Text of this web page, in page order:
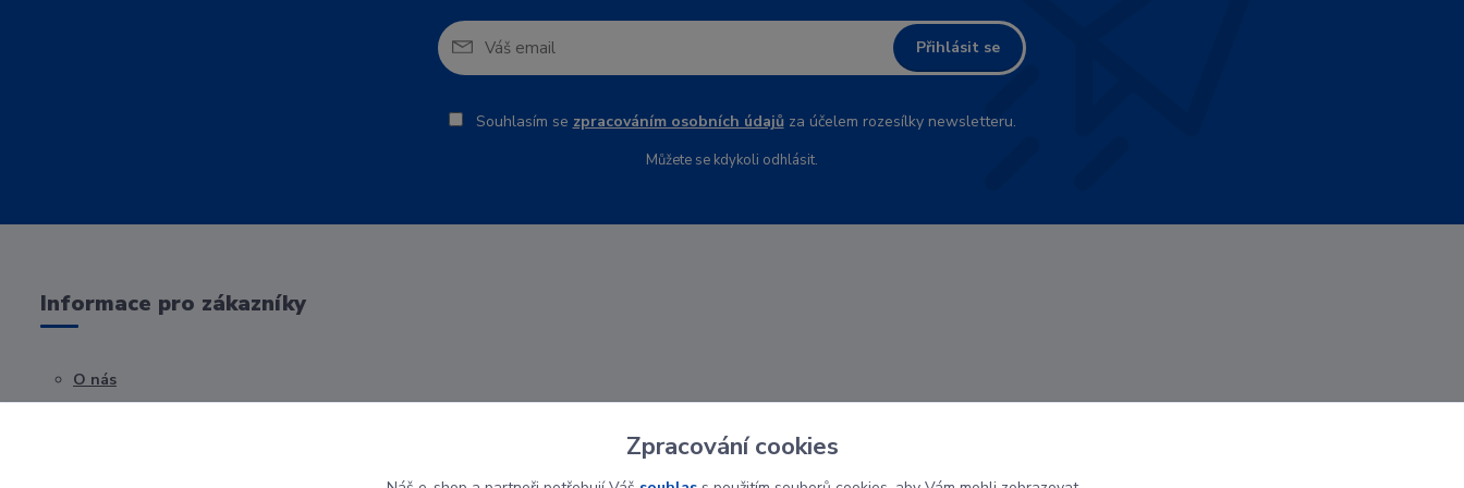
Přihlásit se
Souhlasím se zpracováním osobních údajůza účelem rozesílky newsletteru.
Můžete se kdykoli odhlásit.
Informace pro zákazníky
O nás
Zpracování cookies